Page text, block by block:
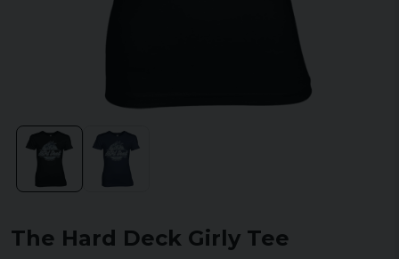
The Hard Deck Girly Tee